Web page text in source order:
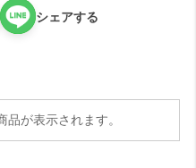
シェアする
が表示されます。